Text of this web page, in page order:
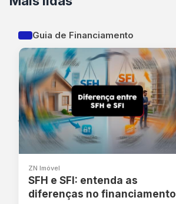
Guia de Financiamento
ZN Imóvel
SFH e SFI: entenda as
diferenças no financiamento